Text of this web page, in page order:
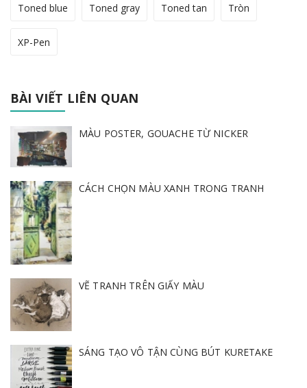
Toned blue Toned gray Toned tan Tròn
XP-Pen
BÀI VIẾT LIÊN QUAN
MÀU POSTER, GOUACHE TỪ NICKER
CÁCH CHỌN MÀU XANH TRONG TRANH
VẼ TRANH TRÊN GIẤY MÀU
SÁNG TẠO VÔ TẬN CÙNG BÚT KURETAKE